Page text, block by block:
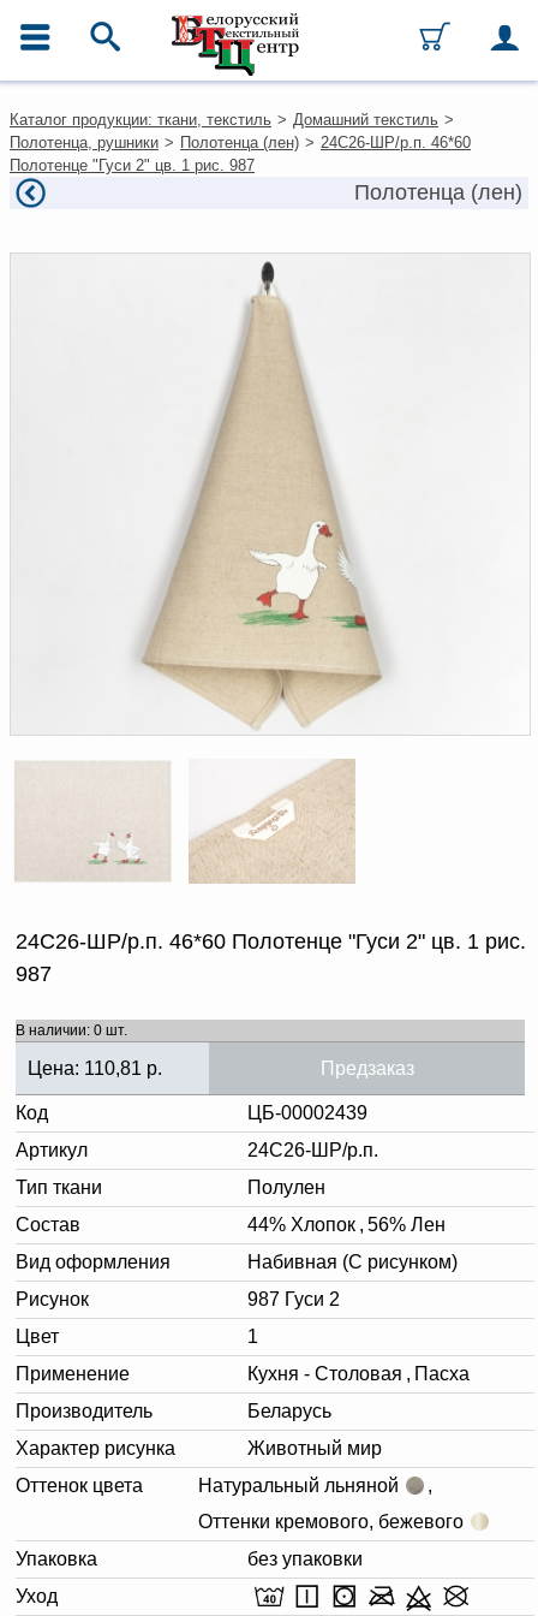
Каталог
Ткани
Домашний текстиль
Одежда
Текстиль для ресторанов и
Текстильная галантерея и
Документы по работе с
персональными данными
Письмо руководителю
Вопросы и ответы
Каталог продукции: ткани, текстиль > Домашний текстиль >
Полотенца, рушники > Полотенца (лен) > 24С26-ШР/р.п. 46*60
Полотенце "Гуси 2" цв. 1 рис. 987
Полотенца (лен)
24С26-ШР/р.п. 46*60 Полотенце "Гуси 2" цв. 1 рис.
987
В наличии: 0 шт.
Цена: 110,81 р. Предзаказ
Код
ЦБ-00002439
Артикул
24С26-ШР/р.п.
Тип ткани
Полулен
Состав
44% Хлопок , 56% Лен
Вид оформления
Набивная (С рисунком)
Рисунок
987 Гуси 2
Цвет
1
Применение
Кухня - Столовая , Пасха
Производитель
Беларусь
Характер рисунка
Животный мир
Оттенок цвета
Натуральный льняной
,
Оттенки кремового, бежевого
Упаковка
без упаковки
Уход